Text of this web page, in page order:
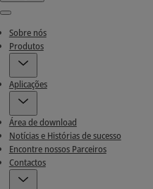
Menu
Sobre nós
Produtos
Aplicações
Área de download
Notícias e Histórias de sucesso
Encontre nossos Parceiros
Contactos